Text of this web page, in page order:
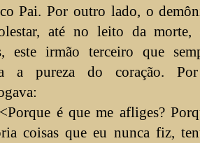
Pai. Por outro lado, o
até no leito da morte,
este irmão terceiro que
a pureza do coração.
é que me afliges?
coisas que eu nunca fiz,